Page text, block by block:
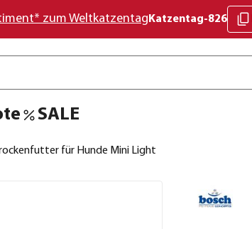
zum Weltkatzentag Katzentag-826
SALE
für Hunde Mini Light